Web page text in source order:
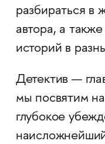
разбираться в
автора, а
историй в
Детектив —
мы посвятим
глубокое